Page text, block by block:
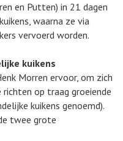
en Putten) in 21 dagen
waarna ze via
vervoerd worden.
kuikens
Morren ervoor, om zich
op traag groeiende
kuikens genoemd).
twee grote